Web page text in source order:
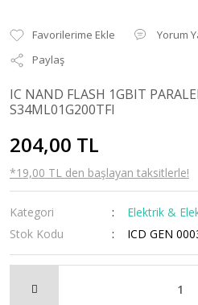
Yorum
Paylaş
IC NAND FLASH 1GBIT
S34ML01G200TFI
204,00 TL
*19,00 TL den başlayan taksitlerle!
Kategori
Elektrik &
Stok Kodu
ICD GEN